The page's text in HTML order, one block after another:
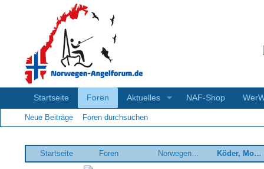
Startseite Foren Aktuelles NAF-Shop
Neue Beiträge Foren durchsuchen
Startseite Foren Norwegenangeln praktisch Köder, Montagen